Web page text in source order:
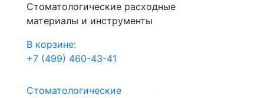
Стоматологические расходные
материалы и инструменты
В корзине:
+7 (499) 460-43-41
Стоматологические